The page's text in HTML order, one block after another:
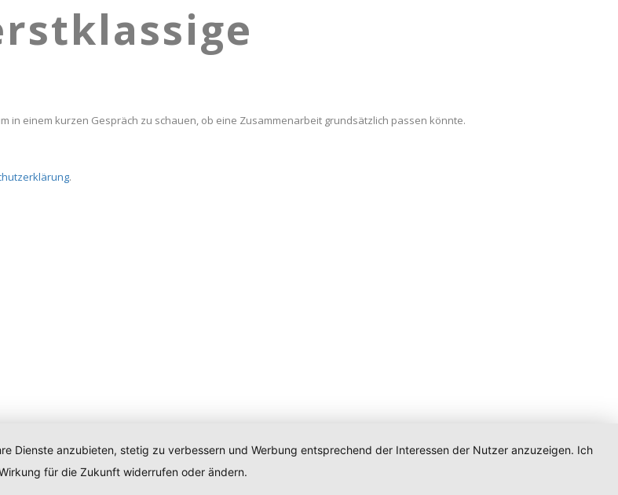
in einem kurzen Gespräch zu schauen, ob eine Zusammenarbeit grundsätzlich passen könnte.
.
Dienste anzubieten, stetig zu verbessern und Werbung entsprechend der Interessen der Nutzer anzuzeigen. Ich
für die Zukunft widerrufen oder ändern.